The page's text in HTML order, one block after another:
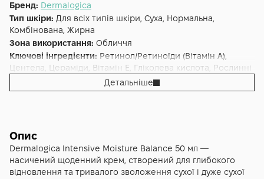
Бренд: Dermalogica
Тип шкіри: Для всіх типів шкіри, Суха, Нормальна,
Комбінована, Жирна
Зона використання: Обличчя
Ключові інгредієнти: Ретинол/Ретиноїди (Вітамін A),
Центела, Цераміди, Вітамін E, Гліколева кислота, Рослинні
Основна дія:Зволоження
Лінійка:
Альтернативна назва:Інтенсивний зволожувач —
Intensive Moisture Balance 50 мл
Детальніше
Опис
Dermalogica Intensive Moisture Balance 50 мл —
насичений щоденний крем, створений для глибокого
відновлення та тривалого зволоження сухої і дуже сухої